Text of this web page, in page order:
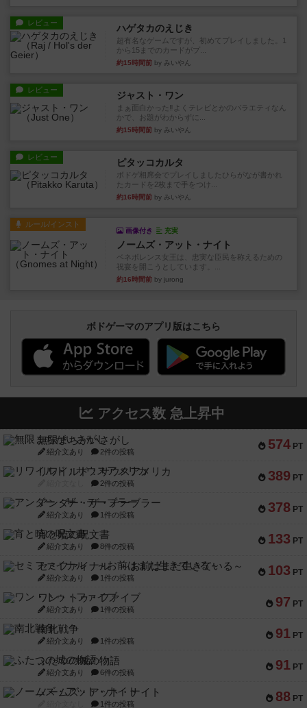
レビュー ハゲタカのえじき
超有名なゲームですが、初めてプレイしました。1
から15までのカードがプ...
約15時間前 by みいやん
レビュー ジャスト・ワン
まぁ面白かった‼️よくテレビとかのバラエティなん
かで、お題がわからずに...
約15時間前 by みいやん
レビュー ピタッコカルタ
ボドゲ相席会でプレイしましたひらがなが書かれ
たカードを2枚まで手をつけ...
約16時間前 by みいやん
ルール/インスト
画像付き 充実
ノームズ・アット・ナイト
ベネボレンス女王は、忠実な臣民を称えるための
祝宴を開こうとしています。...
約16時間前 by jurong
ボドゲーマのアプリ版はこちら
アクセス数 急上昇中
574 PT
無限まちがいさがし
紹介文あり 2件の投稿
389 PT
リワイルド：サウスアメリカ
2件の投稿
378 PT
アンダー・ザ・テーブラー
紹介文あり 1件の投稿
133 PT
宵と暁の呪文書
紹介文あり 8件の投稿
103 PT
セミファイナル ～お前はまだ生きている～
紹介文あり 1件の投稿
97 PT
ワン・トゥ・ファイブ
紹介文あり 1件の投稿
91 PT
南北戦争
紹介文あり 1件の投稿
91 PT
ふたつの城の物語
紹介文あり 6件の投稿
88 PT
ノームズ・アット・ナイト
1件の投稿